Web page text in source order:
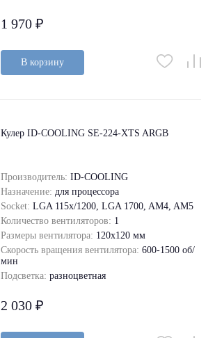
1 970 ₽
В корзину
Кулер ID-COOLING SE-224-XTS ARGB
Производитель: ID-COOLING
Назначение: для процессора
Socket: LGA 115x/1200, LGA 1700, AM4, AM5
Количество вентиляторов: 1
Размеры вентилятора: 120x120 мм
Скорость вращения вентилятора: 600-1500 об/
мин
Подсветка: разноцветная
2 030 ₽